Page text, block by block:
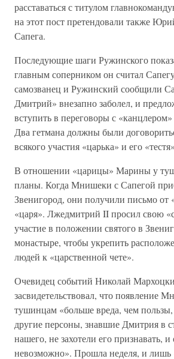
расставаться с титулом
на этот пост претендовали также
Сапега.
Последующие шаги Ружинского
главным соперником он считал
самозванец и Ружинский сообщили
Дмитрий» внезапно заболел, и
вступить в переговоры с
Два гетмана должны были
всякого участия «царька» и его
В отношении «царицы» Марины у
планы. Когда Мнишеки с Сапегой
Звенигород, они получили письмо от
«царя». Лжедмитрий II просил свою
участие в положении святого в
монастыре, чтобы укрепить
людей к «царственной чете».
Очевидец событий Николай
засвидетельствовал, что появление
тушинцам «больше вреда, чем
другие персоны, знавшие Дмитрия в
нашего, не захотели его признавать,
невозможно». Прошла неделя, и лишь